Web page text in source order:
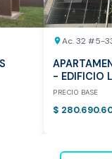
de
disponible
location_onAc. 32 #5-
- EDIFICIO
PRECIO BASE
$